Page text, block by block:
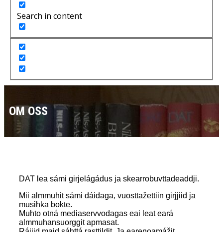
Search in content
OM OSS
DAT lea sámi girjelágádus ja skearrobuvttadeaddji.
Mii almmuhit sámi dáidaga, vuosttažettiin girjjiid ja
musihka bokte.
Muhto otná mediaservvodagas eai leat eará
almmuhansuorggit apmasat.